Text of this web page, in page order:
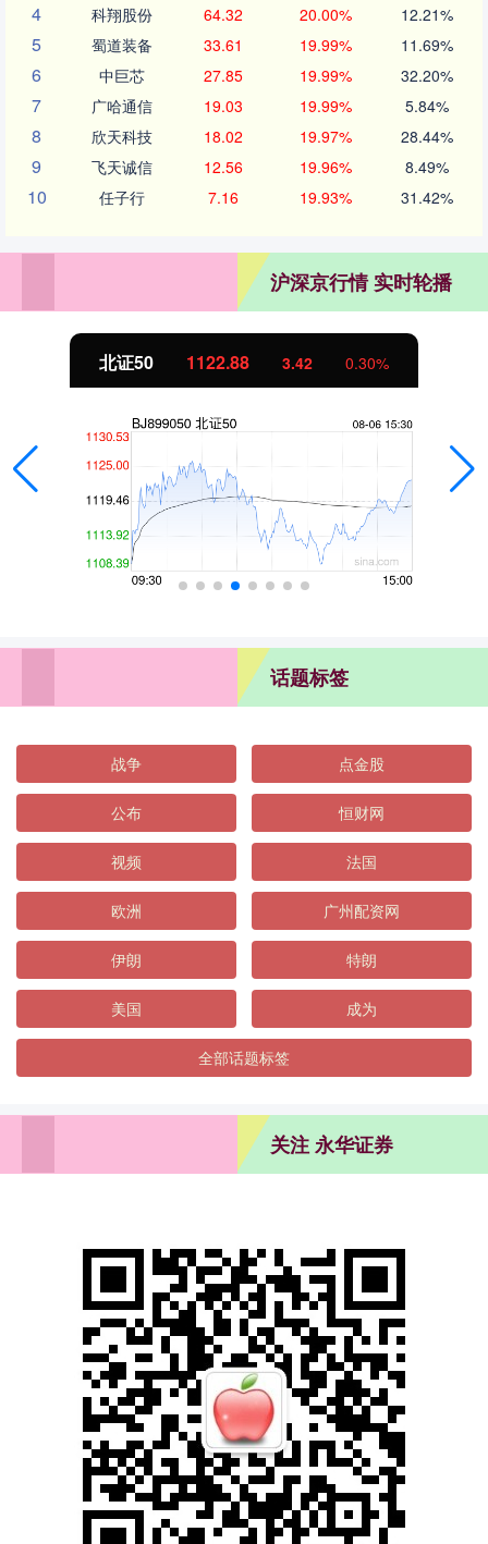
4 科翔股份 64.32 20.00% 12.21%
5 蜀道装备 33.61 19.99% 11.69%
6 中巨芯 27.85 19.99% 32.20%
7 广哈通信 19.03 19.99% 5.84%
8 欣天科技 18.02 19.97% 28.44%
9 飞天诚信 12.56 19.96% 8.49%
10 任子行 7.16 19.93% 31.42%
沪深京行情 实时轮播
北证50 1122.88 3.42 0.30%
话题标签
战争 点金股
公布 恒财网
视频 法国
欧洲 广州配资网
伊朗 特朗
美国 成为
全部话题标签
关注 永华证券